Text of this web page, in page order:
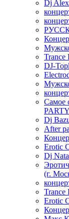
Dj
Trance
DJ-
Самое
PARTY
Dj
After
Erotic
Dj
(г.
Trance
Erotic